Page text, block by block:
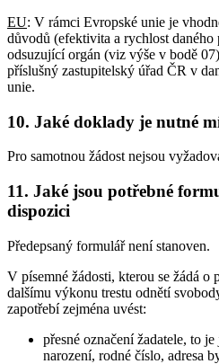
EU: V rámci Evropské unie je
důvodů (efektivita a rychlost daného
odsuzující orgán (viz výše v bodě
příslušný zastupitelský úřad ČR v
unie.
10. Jaké doklady je nutné
Pro samotnou žádost nejsou
11. Jaké jsou potřebné
dispozici
Předepsaný formulář není stanoven.
V písemné žádosti, kterou se žádá
dalšímu výkonu trestu odnětí
zapotřebí zejména uvést:
přesné označení žadatele, to
narození, rodné číslo, adresa